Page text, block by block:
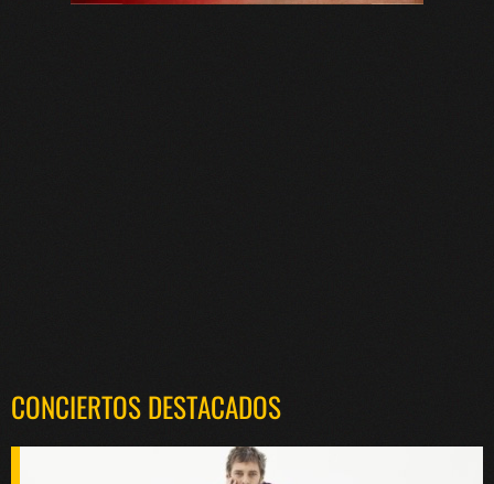
CONCIERTOS DESTACADOS